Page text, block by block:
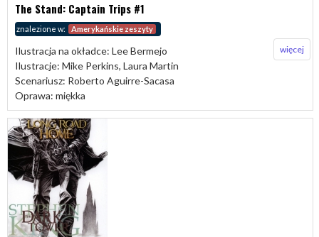
The Stand: Captain Trips #1
znalezione w: Amerykańskie zeszyty
Ilustracja na okładce: Lee Bermejo
Ilustracje: Mike Perkins, Laura Martin
Scenariusz: Roberto Aguirre-Sacasa
Oprawa: miękka
więcej